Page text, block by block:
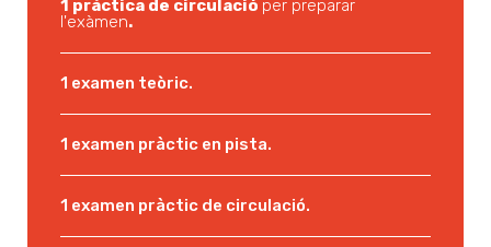
1 pràctica de circulació per preparar
l'exàmen.
1 examen teòric.
1 examen pràctic en pista.
1 examen pràctic de circulació.